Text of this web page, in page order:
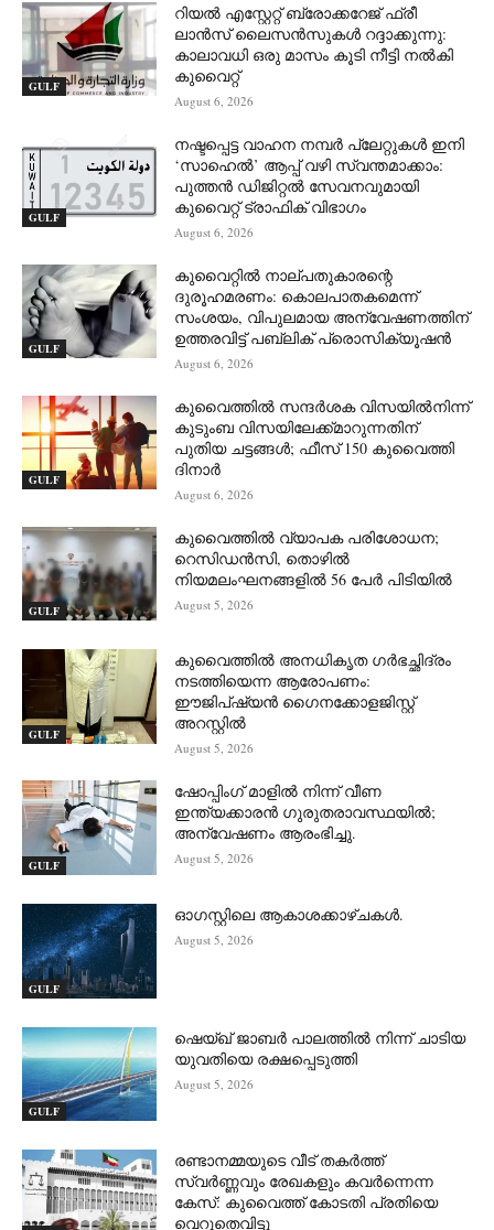
GULF
റിയൽ എസ്റ്റേറ്റ് ബ്രോക്കറേജ് ഫ്രീ
ലാൻസ് ലൈസൻസുകൾ റദ്ദാക്കുന്നു:
കാലാവധി ഒരു മാസം കൂടി നീട്ടി നൽകി
കുവൈറ്റ്
August 6, 2026
GULF
നഷ്ടപ്പെട്ട വാഹന നമ്പർ പ്ലേറ്റുകൾ ഇനി
‘സാഹെൽ’ ആപ്പ് വഴി സ്വന്തമാക്കാം:
പുത്തൻ ഡിജിറ്റൽ സേവനവുമായി
കുവൈറ്റ് ട്രാഫിക് വിഭാഗം
August 6, 2026
GULF
കുവൈറ്റിൽ നാല്പതുകാരന്റെ
ദുരൂഹമരണം: കൊലപാതകമെന്ന്
സംശയം, വിപുലമായ അന്വേഷണത്തിന്
ഉത്തരവിട്ട് പബ്ലിക് പ്രൊസിക്യൂഷൻ
August 6, 2026
GULF
കുവൈത്തിൽ സന്ദർശക വിസയിൽനിന്ന്
കുടുംബ വിസയിലേക്ക്മാറുന്നതിന്
പുതിയ ചട്ടങ്ങൾ; ഫീസ് 150 കുവൈത്തി
ദിനാർ
August 6, 2026
GULF
കുവൈത്തിൽ വ്യാപക പരിശോധന;
റെസിഡൻസി, തൊഴിൽ
നിയമലംഘനങ്ങളിൽ 56 പേർ പിടിയിൽ
August 5, 2026
GULF
കുവൈത്തിൽ അനധികൃത ഗർഭച്ഛിദ്രം
നടത്തിയെന്ന ആരോപണം:
ഈജിപ്ഷ്യൻ ഗൈനക്കോളജിസ്റ്റ്
അറസ്റ്റിൽ
August 5, 2026
GULF
ഷോപ്പിംഗ് മാളിൽ നിന്ന് വീണ
ഇന്ത്യക്കാരൻ ഗുരുതരാവസ്ഥയിൽ;
അന്വേഷണം ആരംഭിച്ചു.
August 5, 2026
GULF
ഓഗസ്റ്റിലെ ആകാശക്കാഴ്ചകൾ.
August 5, 2026
GULF
ഷെയ്ഖ് ജാബർ പാലത്തിൽ നിന്ന് ചാടിയ
യുവതിയെ രക്ഷപ്പെടുത്തി
August 5, 2026
രണ്ടാനമ്മയുടെ വീട് തകർത്ത്
സ്വർണ്ണവും രേഖകളും കവർന്നെന്ന
കേസ്: കുവൈത്ത് കോടതി പ്രതിയെ
വെറുതെവിട്ടു